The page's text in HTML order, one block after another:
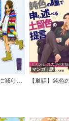
洋服を9枚に減らしてみた 服の賞味期限、見直し大作戦
マンガ｜話